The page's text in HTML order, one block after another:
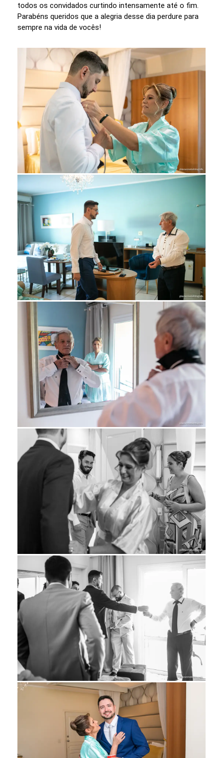
todos os convidados curtindo intensamente até o fim.
Parabéns queridos que a alegria desse dia perdure para
sempre na vida de vocês!